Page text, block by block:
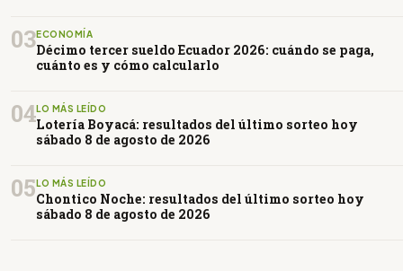
03ECONOMÍA
Décimo tercer sueldo Ecuador 2026: cuándo se paga,
cuánto es y cómo calcularlo
04LO MÁS LEÍDO
Lotería Boyacá: resultados del último sorteo hoy
sábado 8 de agosto de 2026
05LO MÁS LEÍDO
Chontico Noche: resultados del último sorteo hoy
sábado 8 de agosto de 2026